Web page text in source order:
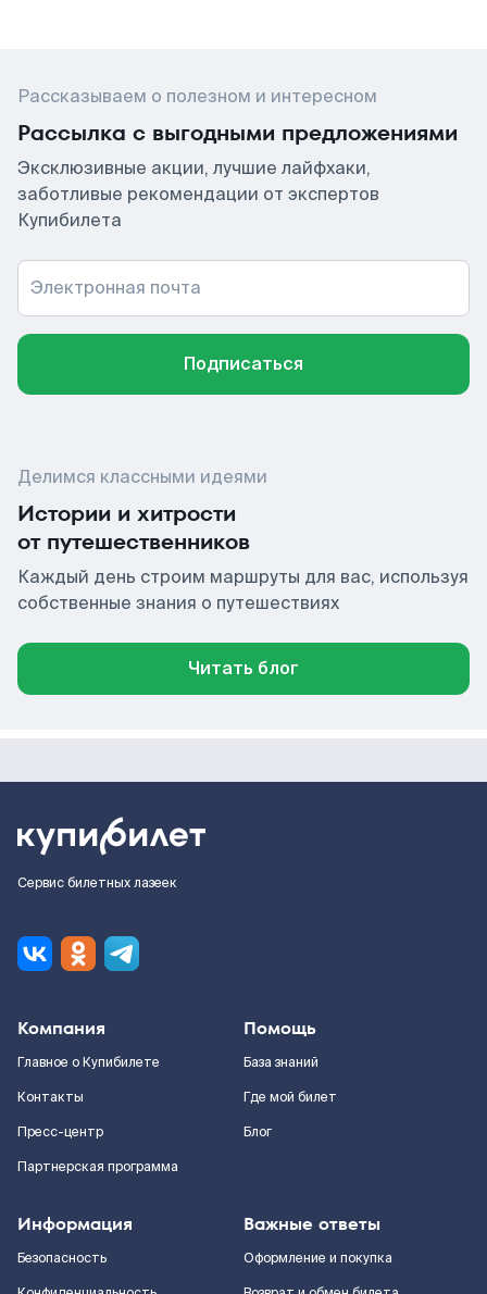
Рассказываем о полезном и интересном
Рассылка с выгодными предложениями
Эксклюзивные акции, лучшие лайфхаки,
заботливые рекомендации от экспертов
Купибилета
Электронная почта
Подписаться
Делимся классными идеями
Истории и хитрости
от путешественников
Каждый день строим маршруты для вас, используя
собственные знания о путешествиях
Читать блог
Сервис билетных лазеек
Компания
Главное о Купибилете
Контакты
Пресс-центр
Партнерская программа
Помощь
База знаний
Где мой билет
Блог
Информация
Безопасность
Важные ответы
Оформление и покупка